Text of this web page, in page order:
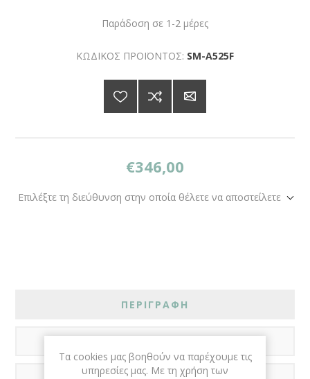
Παράδοση σε 1-2 μέρες
ΚΩΔΙΚΟΣ ΠΡΟΪΟΝΤΟΣ: SM-A525F
€346,00
Επιλέξτε τη διεύθυνση στην οποία θέλετε να αποστείλετε
ΠΕΡΙΓΡΑΦΗ
Τα cookies μας βοηθούν να παρέχουμε τις
υπηρεσίες μας. Με τη χρήση των